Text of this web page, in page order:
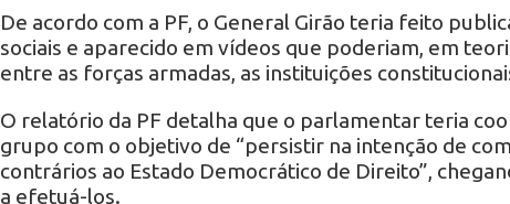
De acordo com a PF, o General Girão teria feito
sociais e aparecido em vídeos que poderiam, em
entre as forças armadas, as instituições
O relatório da PF detalha que o parlamentar teria
grupo com o objetivo de “persistir na intenção de
contrários ao Estado Democrático de Direito”,
a efetuá-los.